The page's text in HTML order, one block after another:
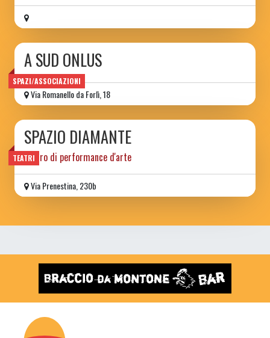
SPAZI/ASSOCIAZIONI
A SUD ONLUS
Via Romanello da Forlì, 18
TEATRI
SPAZIO DIAMANTE
teatro di performance d'arte
Via Prenestina, 230b